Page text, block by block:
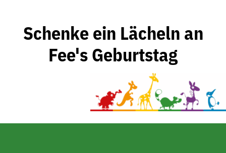
Schenke ein Lächeln an
Fee's Geburtstag